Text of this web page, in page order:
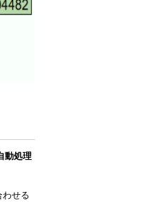
動処理
わせる